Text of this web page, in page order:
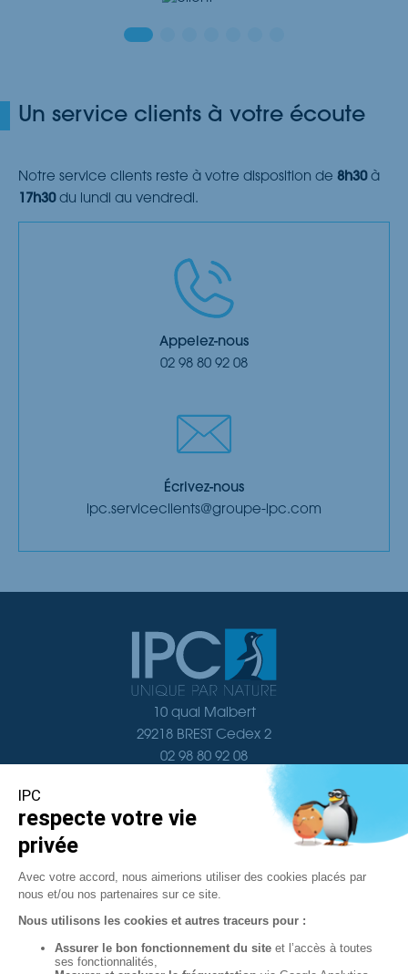
Un service clients à votre écoute
Notre service clients reste à votre disposition de 8h30à
17h30du lundi au vendredi.
Appelez-nous
02 98 80 92 08
Écrivez-nous
ipc.serviceclients@groupe-ipc.com
10 quai Malbert
29218 BREST Cedex 2
02 98 80 92 08
Documentation
Localisation